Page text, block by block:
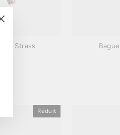
(Esc)"Strass
Réduit